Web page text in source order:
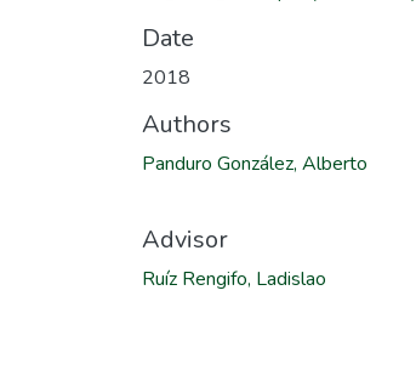
Date
2018
Authors
Panduro González, Alberto
Advisor
Ruíz Rengifo, Ladislao